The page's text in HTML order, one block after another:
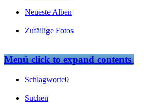
Neueste Alben
Zufällige Fotos
Menüclick to expand contents
Schlagworte0
Suchen